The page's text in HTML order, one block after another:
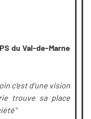
du Val-de-Marne
c'est d'une vision
trouve sa place